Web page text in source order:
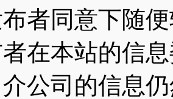
者同意下随
在本站的信
公司的信息